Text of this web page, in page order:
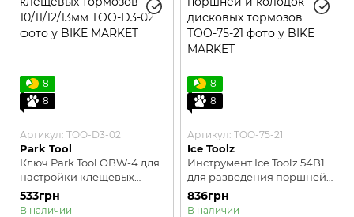
8
8
Артикул: TOO-D3-02
Park Tool
Ключ Park Tool OBW-4 для
настройки клещевых
тормозов 10/11/12/13мм
533грн
В наличии
8
8
Артикул: TOO-75-21
Ice Toolz
Инструмент Ice Toolz 54B1
для разведения поршней
и колодок дисковых
тормозов
836грн
В наличии